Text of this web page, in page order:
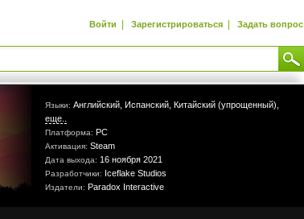
Войти | Зарегистрироваться | Задать вопрос
Языки: Английский, Испанский, Китайский (упрощенный),
еще..
Платформа: PC
Активация: Steam
Дата выхода: 16 ноября 2021
Разработчики: Iceflake Studios
Издатели: Paradox Interactive